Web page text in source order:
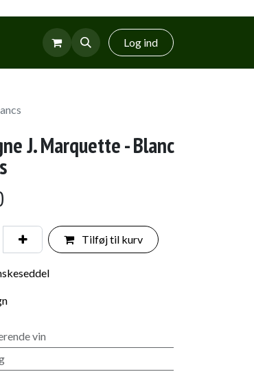
Log ind
J. Marquette - Blanc
Tilføj til kurv
vin